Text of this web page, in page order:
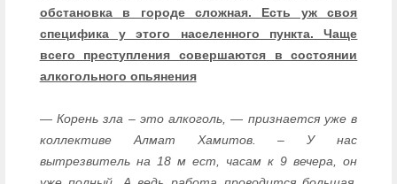
обстановка в городе сложная. Есть уж своя
специфика у этого населенного пункта. Чаще
всего преступления совершаются в состоянии
алкогольного опьянения
— Корень зла – это алкоголь, — признается уже в
коллективе Алмат Хамитов. – У нас
вытрезвитель на 18 м ест, часам к 9 вечера, он